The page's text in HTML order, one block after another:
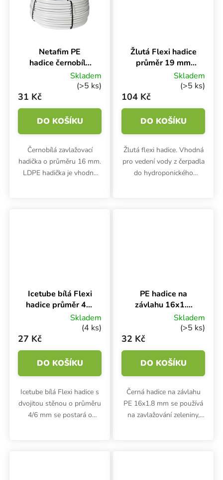
Netafim PE
hadice černobílá
Ø 16 mm PN4 UV,
Skladem
(>5 ks)
31 Kč
DO KOŠÍKU
Černobílá zavlažovací
hadička o průměru 16 mm.
LDPE hadička je vhodná
Žlutá Flexi hadice
průměr 19 mm
(3/4″) - 1 mSkladem
(>5 ks)
104 Kč
DO KOŠÍKU
Žlutá flexi hadice. Vhodná
pro vedení vody z čerpadla
do hydroponického
Icetube bílá Flexi
hadice průměr 4/6
mm, 1 mSkladem
(4 ks)
27 Kč
DO KOŠÍKU
Icetube bílá Flexi hadice s
dvojitou stěnou o průměru
4/6 mm se postará o
PE hadice na
závlahu 16x1.8
mm, 1 mSkladem
(>5 ks)
32 Kč
DO KOŠÍKU
Černá hadice na závlahu
PE 16x1.8 mm se používá
na zavlažování zeleniny,